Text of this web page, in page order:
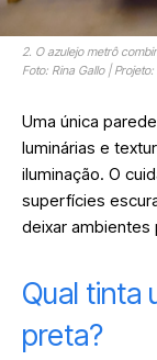
2. O azulejo metrô
Foto: Rina Gallo | Projeto:
Uma única
luminárias e
iluminação. O
superfícies
deixar ambientes
Qual tinta
preta?